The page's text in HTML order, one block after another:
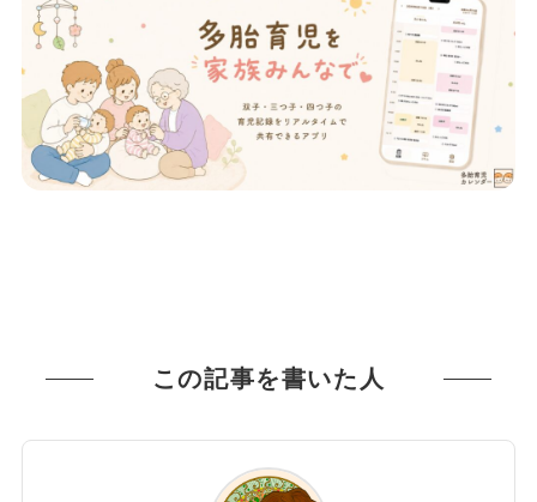
この記事を書いた人